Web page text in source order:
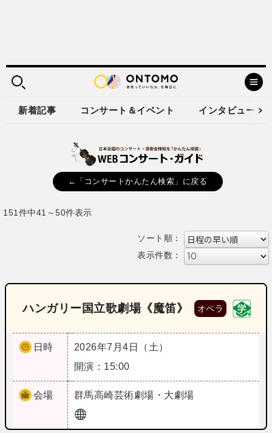
新着記事 コンサート＆イベント インタビュー
←「コンサートかんたん検索」に戻る
151件中41～50件表示
ソート順：
表示件数：
ハンガリー国立歌劇場《魔笛》 オペラ
日時
2026年7月4日（土）
開演：15:00
会場 群馬高崎芸術劇場・大劇場